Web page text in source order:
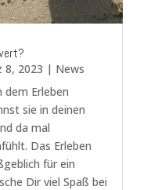
8, 2023 | News
Erleben
sie in deinen
da mal
Das Erleben
für ein
Dir viel Spaß bei